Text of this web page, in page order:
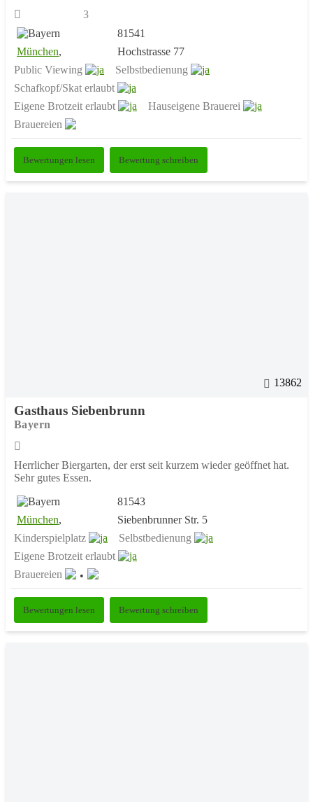
3
81541
München,
Hochstrasse 77
Public Viewing
Selbstbedienung
Schafkopf/Skat erlaubt
Eigene Brotzeit erlaubt
Hauseigene Brauerei
Brauereien
Bewertungen lesen Bewertung schreiben
13862
Gasthaus Siebenbrunn
Bayern
Herrlicher Biergarten, der erst seit kurzem wieder geöffnet hat.
Sehr gutes Essen.
81543
München,
Siebenbrunner Str. 5
Kinderspielplatz
Selbstbedienung
Eigene Brotzeit erlaubt
Brauereien
Bewertungen lesen Bewertung schreiben